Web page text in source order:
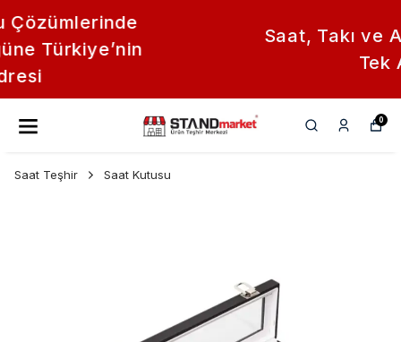
Saat, Takı ve Aksesuar Standları
0
Saat Teşhir Saat Kutusu